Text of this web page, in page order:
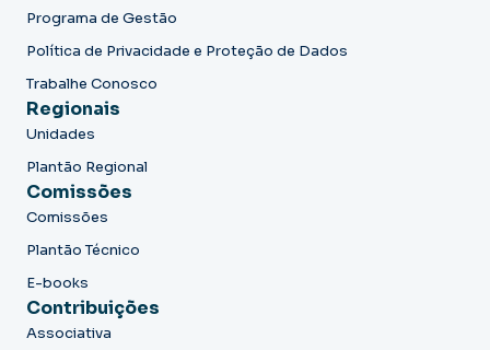
Programa de Gestão
Política de Privacidade e Proteção de Dados
Trabalhe Conosco
Regionais
Unidades
Plantão Regional
Comissões
Comissões
Plantão Técnico
E-books
Contribuições
Associativa